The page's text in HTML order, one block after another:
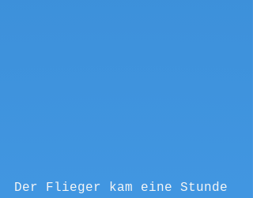
Der Flieger kam eine Stunde